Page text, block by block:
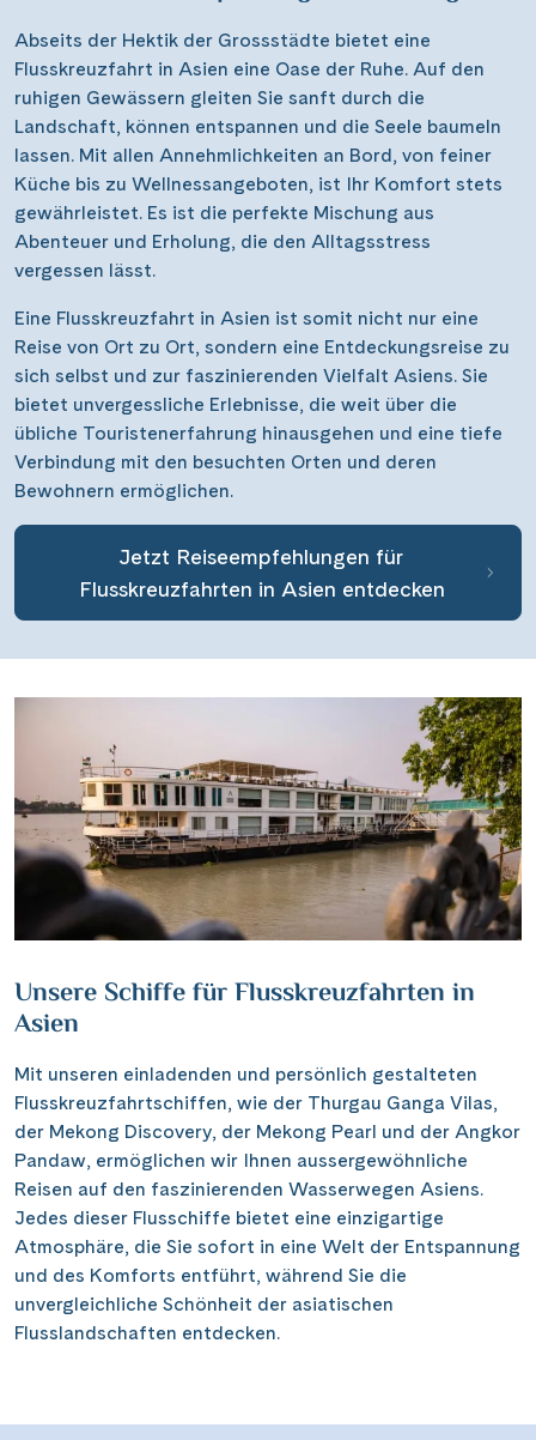
umweltschonender als grosse Ozeankreuzer, was den
ökologischen Fussabdruck Ihrer Reise reduziert.
Eine Reise der Entspannung und Erholung
Abseits der Hektik der Grossstädte bietet eine
Flusskreuzfahrt in Asien eine Oase der Ruhe. Auf den
ruhigen Gewässern gleiten Sie sanft durch die
Landschaft, können entspannen und die Seele baumeln
lassen. Mit allen Annehmlichkeiten an Bord, von feiner
Küche bis zu Wellnessangeboten, ist Ihr Komfort stets
gewährleistet. Es ist die perfekte Mischung aus
Abenteuer und Erholung, die den Alltagsstress
vergessen lässt.
Eine Flusskreuzfahrt in Asien ist somit nicht nur eine
Reise von Ort zu Ort, sondern eine Entdeckungsreise zu
sich selbst und zur faszinierenden Vielfalt Asiens. Sie
bietet unvergessliche Erlebnisse, die weit über die
übliche Touristenerfahrung hinausgehen und eine tiefe
Verbindung mit den besuchten Orten und deren
Bewohnern ermöglichen.
Unsere Schiffe für Flusskreuzfahrten in
Asien
Mit unseren einladenden und persönlich gestalteten
Flusskreuzfahrtschiffen, wie der Thurgau Ganga Vilas,
der Mekong Discovery, der Mekong Pearl und der Angkor
Pandaw, ermöglichen wir Ihnen aussergewöhnliche
Reisen auf den faszinierenden Wasserwegen Asiens.
Jedes dieser Flusschiffe bietet eine einzigartige
Atmosphäre, die Sie sofort in eine Welt der Entspannung
Flusslandschaften entdecken.